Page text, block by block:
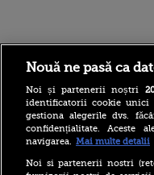
Nouă ne pasă ca
Noi și partenerii noștri
identificatorii cookie unici
gestiona alegerile dvs.
confidențialitate.
navigarea. Mai multe detalii
Noi si partenerii nostri